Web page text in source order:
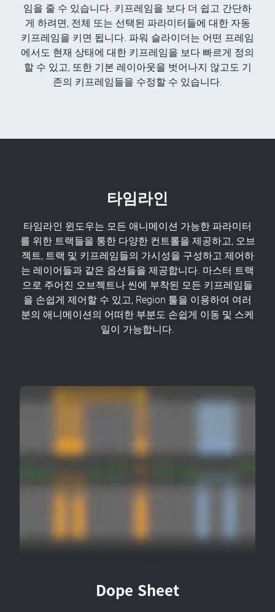
임을 줄 수 있습니다. 키프레임을 보다 더 쉽고 간단하
게 하려면, 전체 또는 선택된 파라미터들에 대한 자동
키프레임을 키면 됩니다. 파워 슬라이더는 어떤 프레임
에서도 현재 상태에 대한 키프레임을 보다 빠르게 정의
할 수 있고, 또한 기본 레이아웃을 벗어나지 않고도 기
존의 키프레임들을 수정할 수 있습니다.
타임라인
타임라인 윈도우는 모든 애니메이션 가능한 파라미터
를 위한 트랙들을 통한 다양한 컨트롤을 제공하고, 오브
젝트, 트랙 및 키프레임들의 가시성을 구성하고 제어하
는 레이어들과 같은 옵션들을 제공합니다. 마스터 트랙
으로 주어진 오브젝트나 씬에 부착된 모든 키프레임들
을 손쉽게 제어할 수 있고, Region 툴을 이용하여 여러
분의 애니메이션의 어떠한 부분도 손쉽게 이동 및 스케
일이 가능합니다.
Dope Sheet